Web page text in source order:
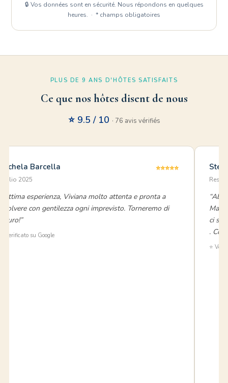
🔒 Vos données sont en sécurité. Nous répondons en quelques
heures. · * champs obligatoires
PLUS DE 9 ANS D'HÔTES SATISFAITS
Ce que nos hôtes disent de nous
⭐ 9.5 / 10 · 76 avis vérifiés
Michela Barcella
luglio 2025
⭐⭐⭐⭐⭐
“Ottima esperienza, Viviana molto attenta e pronta a
risolvere con gentilezza ogni imprevisto. Torneremo di
sicuro!”
⭐ Verificato su Google
ci
.
⭐